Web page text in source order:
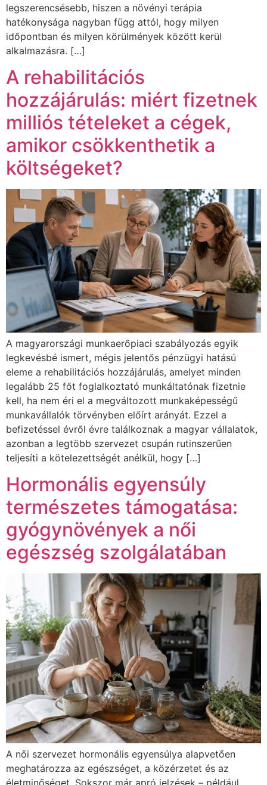
legszerencsésebb, hiszen a növényi terápia
hatékonysága nagyban függ attól, hogy milyen
időpontban és milyen körülmények között kerül
alkalmazásra. […]
A rehabilitációs
hozzájárulás: miért fizetnek
milliós tételeket a cégek,
amikor csökkenthetik a
költségeket?
A magyarországi munkaerőpiaci szabályozás egyik
legkevésbé ismert, mégis jelentős pénzügyi hatású
eleme a rehabilitációs hozzájárulás, amelyet minden
legalább 25 főt foglalkoztató munkáltatónak fizetnie
kell, ha nem éri el a megváltozott munkaképességű
munkavállalók törvényben előírt arányát. Ezzel a
befizetéssel évről évre találkoznak a magyar vállalatok,
azonban a legtöbb szervezet csupán rutinszerűen
teljesíti a kötelezettségét anélkül, hogy […]
Hormonális egyensúly
természetes támogatása:
gyógynövények a női
egészség szolgálatában
A női szervezet hormonális egyensúlya alapvetően
meghatározza az egészséget, a közérzetet és az